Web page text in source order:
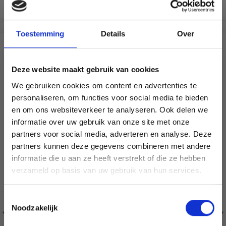
Toestemming Details Over
Deze website maakt gebruik van cookies
We gebruiken cookies om content en advertenties te
personaliseren, om functies voor social media te bieden
en om ons websiteverkeer te analyseren. Ook delen we
informatie over uw gebruik van onze site met onze
partners voor social media, adverteren en analyse. Deze
partners kunnen deze gegevens combineren met andere
informatie die u aan ze heeft verstrekt of die ze hebben
verzameld op basis van uw gebruik van hun services.
Noodzakelijk
Voeg toe aan winkelwagen Bekijk alle opties
VERGELIJKBAAR MET DIT
Économisez jusqu'à 50 %
Soyez le premier à connaître nos soldes et